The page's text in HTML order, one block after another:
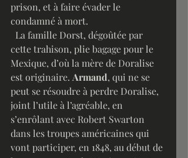
prison, et à faire évader le
condamné à mort.
cette trahison, plie bagage pour le
Mexique, d’où la mère de Doralise
est originaire. Armand, qui ne se
peut se résoudre à perdre Doralise,
joint l’utile à l’agréable, en
s’enrôlant avec Robert Swarton
dans les troupes américaines qui
vont participer, en 1848, au début de